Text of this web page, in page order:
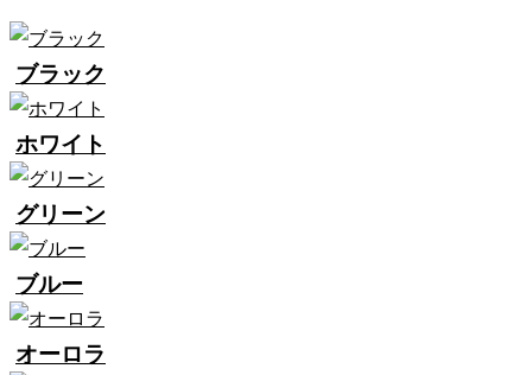
ブラック
ホワイト
グリーン
ブルー
オーロラ